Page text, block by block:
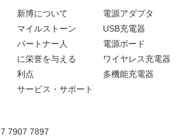
新博について
マイルストーン
パートナー人
に栄誉を与える
利点
サービス・サポート
電源アダプタ
USB充電器
電源ボード
ワイヤレス充電器
多機能充電器
7907 7897